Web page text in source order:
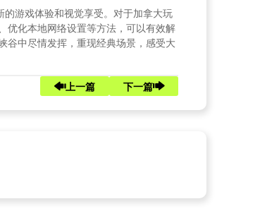
的游戏体验和视觉享受。对于加拿大玩
优化本地网络设置等方法，可以有效解
谷中尽情发挥，重现经典场景，感受大
上一篇 下一篇